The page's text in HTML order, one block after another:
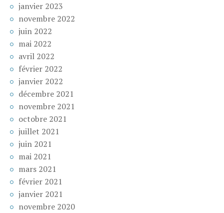
janvier 2023
novembre 2022
juin 2022
mai 2022
avril 2022
février 2022
janvier 2022
décembre 2021
novembre 2021
octobre 2021
juillet 2021
juin 2021
mai 2021
mars 2021
février 2021
janvier 2021
novembre 2020